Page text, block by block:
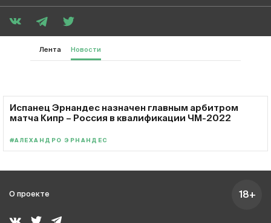
Лента Новости
Испанец Эрнандес назначен главным арбитром
матча Кипр – Россия в квалификации ЧМ-2022
#АЛЕХАНДРО ЭРНАНДЕС
О проекте 18+